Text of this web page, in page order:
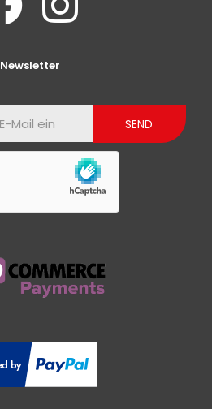
Newsletter